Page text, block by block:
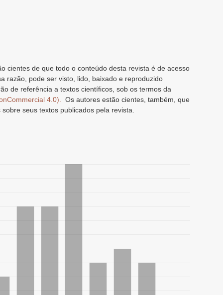
cientes de que todo o conteúdo desta revista é de acesso
razão, pode ser visto, lido, baixado e reproduzido
de referência a textos científicos, sob os termos da
4.0). Os autores estão cientes, também, que
seus textos publicados pela revista.